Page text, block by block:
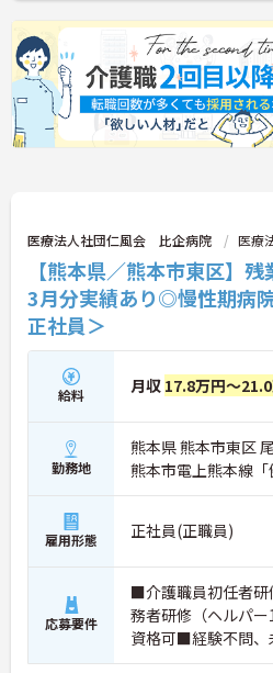
医療法人社団仁風会 比企病院 医療
【熊本県／熊本市東区】
3月分実績あり◎慢性期病
正社員＞
給料 月収 17.8万円～
勤務地
熊本県 熊本市東区
熊本市電上熊本線
雇用形態 正社員(正職員)
応募要件
■介護職員初任者研
務者研修（ヘルパ
資格可■経験不問、
る方可